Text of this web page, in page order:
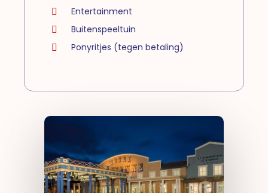
Entertainment
Buitenspeeltuin
Ponyritjes (tegen betaling)